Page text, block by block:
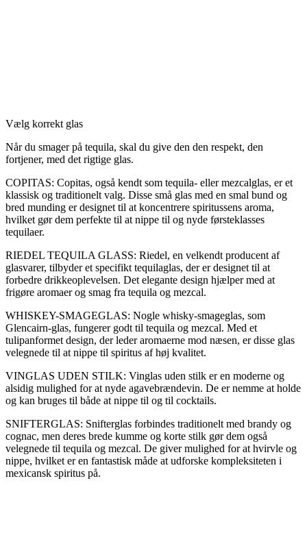
Vælg korrekt glas
Når du smager på tequila, skal du give den den respekt, den
fortjener, med det rigtige glas.
COPITAS: Copitas, også kendt som tequila- eller mezcalglas, er et
klassisk og traditionelt valg. Disse små glas med en smal bund og
bred munding er designet til at koncentrere spiritussens aroma,
hvilket gør dem perfekte til at nippe til og nyde førsteklasses
tequilaer.
RIEDEL TEQUILA GLASS: Riedel, en velkendt producent af
glasvarer, tilbyder et specifikt tequilaglas, der er designet til at
forbedre drikkeoplevelsen. Det elegante design hjælper med at
frigøre aromaer og smag fra tequila og mezcal.
WHISKEY-SMAGEGLAS: Nogle whisky-smageglas, som
Glencairn-glas, fungerer godt til tequila og mezcal. Med et
tulipanformet design, der leder aromaerne mod næsen, er disse glas
velegnede til at nippe til spiritus af høj kvalitet.
VINGLAS UDEN STILK: Vinglas uden stilk er en moderne og
alsidig mulighed for at nyde agavebrændevin. De er nemme at holde
og kan bruges til både at nippe til og til cocktails.
SNIFTERGLAS: Snifterglas forbindes traditionelt med brandy og
cognac, men deres brede kumme og korte stilk gør dem også
velegnede til tequila og mezcal. De giver mulighed for at hvirvle og
nippe, hvilket er en fantastisk måde at udforske kompleksiteten i
mexicansk spiritus på.